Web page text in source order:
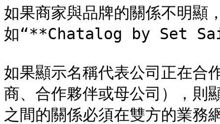
如果商家與品牌的關係不明
如“**Chatalog by Set
如果顯示名稱代表公司正在合
商、合作夥伴或母公司），則
之間的關係必須在雙方的業務